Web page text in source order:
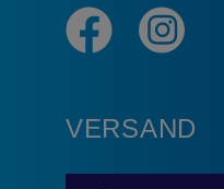
VERSAND